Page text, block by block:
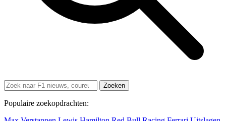
Zoeken
Populaire zoekopdrachten: